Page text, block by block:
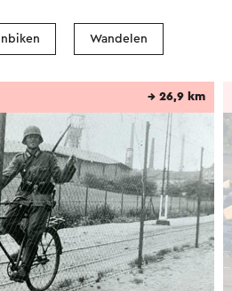
Wandelen
→ 26,9 km